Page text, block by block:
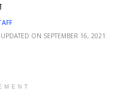
ON SEPTEMBER 16, 2021